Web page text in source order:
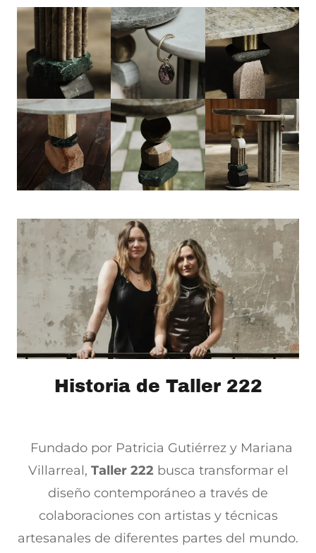
Historia de Taller 222
Fundado por Patricia Gutiérrez y Mariana
Villarreal, Taller 222 busca transformar el
diseño contemporáneo a través de
colaboraciones con artistas y técnicas
artesanales de diferentes partes del mundo.